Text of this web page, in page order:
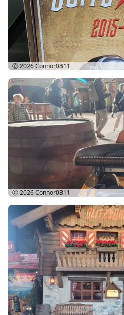
Ⓒ 2026Connor0811
Ⓒ 2026Connor0811